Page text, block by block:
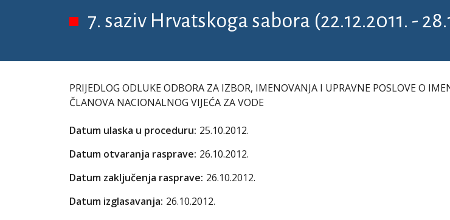
7. saziv Hrvatskoga sabora (22.12.2011. -
PRIJEDLOG ODLUKE ODBORA ZA IZBOR, IMENOVANJA I UPRAVNE POSLOVE O
ČLANOVA NACIONALNOG VIJEĆA ZA VODE
Datum ulaska u proceduru: 25.10.2012.
Datum otvaranja rasprave: 26.10.2012.
Datum zaključenja rasprave: 26.10.2012.
Datum izglasavanja: 26.10.2012.